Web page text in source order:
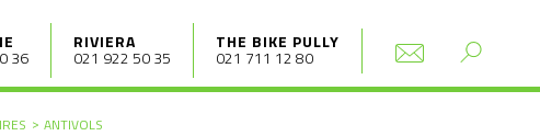
36
RIVIERA
021 922 50 35
THE BIKE PULLY
021 711 12 80
ANTIVOLS